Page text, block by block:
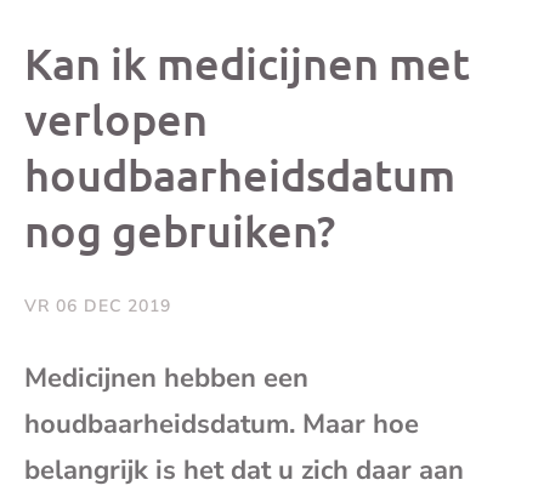
op op op
Kan ik medicijnen met
verlopen
houdbaarheidsdatum
nog gebruiken?
VR 06 DEC 2019
Medicijnen hebben een
houdbaarheidsdatum. Maar hoe
belangrijk is het dat u zich daar aan